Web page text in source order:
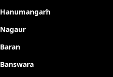
Hanumangarh
Nagaur
Baran
Banswara